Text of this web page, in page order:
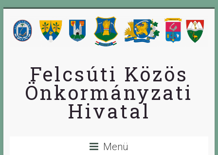
Felcsúti Közös
Önkormányzati
Hivatal
Menü